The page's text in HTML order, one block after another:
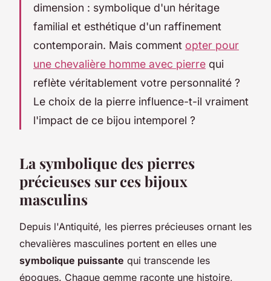
dimension : symbolique d'un héritage
familial et esthétique d'un raffinement
contemporain. Mais comment opter pour
une chevalière homme avec pierre qui
reflète véritablement votre personnalité ?
Le choix de la pierre influence-t-il vraiment
l'impact de ce bijou intemporel ?
La symbolique des pierres
précieuses sur ces bijoux
masculins
Depuis l'Antiquité, les pierres précieuses ornant les
chevalières masculines portent en elles une
symbolique puissante qui transcende les
époques. Chaque gemme raconte une histoire,